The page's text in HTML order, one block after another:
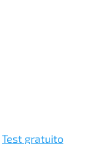
Test gratuito